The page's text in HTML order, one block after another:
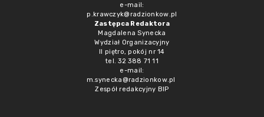
e-mail:
p.krawczyk@radzionkow.pl
Zastępca Redaktora
Magdalena Synecka
Wydział Organizacyjny
II piętro, pokój nr 14
tel. 32 388 71 11
e-mail:
m.synecka@radzionkow.pl
Zespół redakcyjny BIP